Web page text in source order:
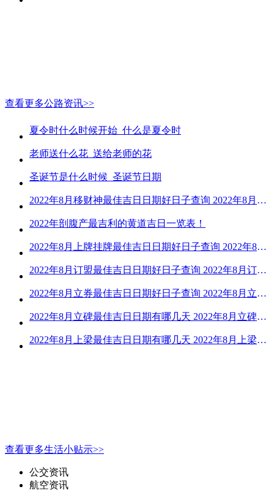
查看更多公路资讯>>
夏令时什么时候开始_什么是夏令时
老师送什么花_送给老师的花
圣诞节是什么时候_圣诞节日期
2022年8月移财神最佳吉日日期好日子查询 2022年8月移财神吉日一览
2022年剖腹产最吉利的黄道吉日一览表！
2022年8月上牌挂牌最佳吉日日期好日子查询 2022年8月上牌吉日精选
2022年8月订盟最佳吉日日期好日子查询 2022年8月订盟黄道吉日一览
2022年8月立券最佳吉日日期好日子查询 2022年8月立券的黄道吉日一览
2022年8月立碑最佳吉日日期有哪几天 2022年8月立碑吉日查询
2022年8月上梁最佳吉日日期有哪几天 2022年8月上梁的黄道吉日
查看更多生活小贴示>>
公交资讯
航空资讯